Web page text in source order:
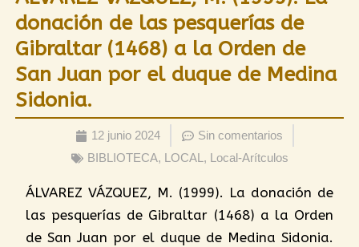
donación de las pesquerías de
Gibraltar (1468) a la Orden de
San Juan por el duque de Medina
Sidonia.
12 junio 2024
Sin comentarios
BIBLIOTECA, LOCAL , Local-Arítculos
ÁLVAREZ VÁZQUEZ, M. (1999). La donación de
las pesquerías de Gibraltar (1468) a la Orden
de San Juan por el duque de Medina Sidonia.